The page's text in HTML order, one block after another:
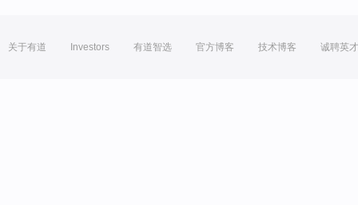
关于有道 Investors 有道智选 官方博客 技术博客 诚聘英才